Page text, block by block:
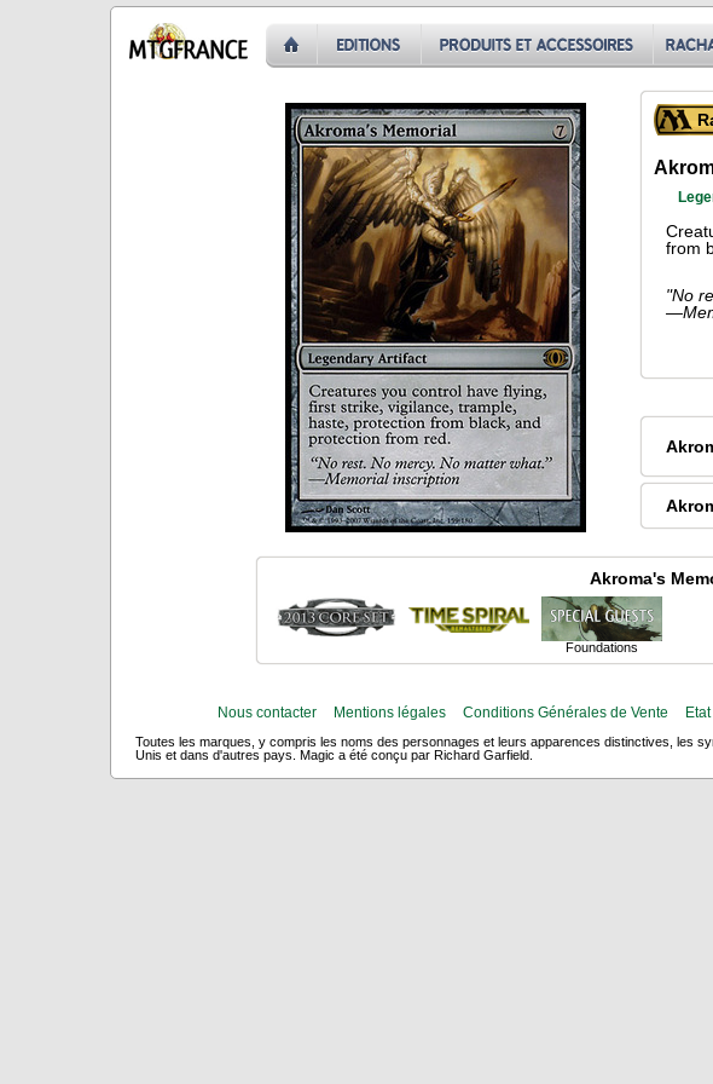
from
"No
Akroma's
Foundations
Nous contacter Mentions légales Conditions Générales de Vente
Toutes les marques, y compris les noms des personnages et leurs apparences distinctives, les
Unis et dans d'autres pays. Magic a été conçu par Richard Garfield.